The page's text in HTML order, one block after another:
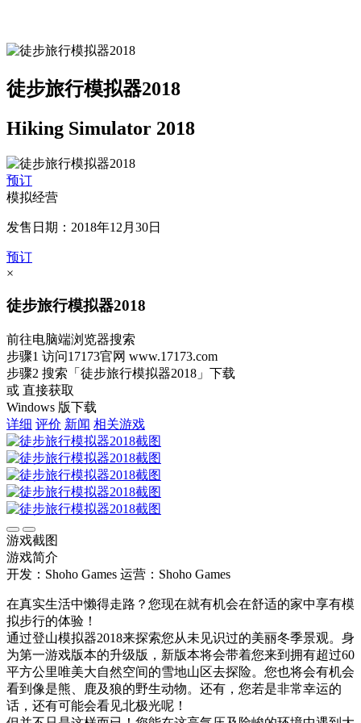
徒步旅行模拟器2018
Hiking Simulator 2018
预订
模拟经营
发售日期：2018年12月30日
预订
×
徒步旅行模拟器2018
前往电脑端浏览器搜索
步骤1 访问17173官网 www.17173.com
步骤2 搜索 「徒步旅行模拟器2018」 下载
或 直接获取
Windows 版下载
详细 评价 新闻 相关游戏
游戏截图
游戏简介
开发：Shoho Games 运营：Shoho Games
在真实生活中懒得走路？您现在就有机会在舒适的家中享有模
拟步行的体验！
通过登山模拟器2018来探索您从未见识过的美丽冬季景观。身
为第一游戏版本的升级版，新版本将会带着您来到拥有超过60
平方公里唯美大自然空间的雪地山区去探险。您也将会有机会
看到像是熊、鹿及狼的野生动物。还有，您若是非常幸运的
话，还有可能会看见北极光呢！